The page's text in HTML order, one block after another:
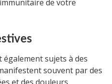
de votre
sujets à des
souvent par des